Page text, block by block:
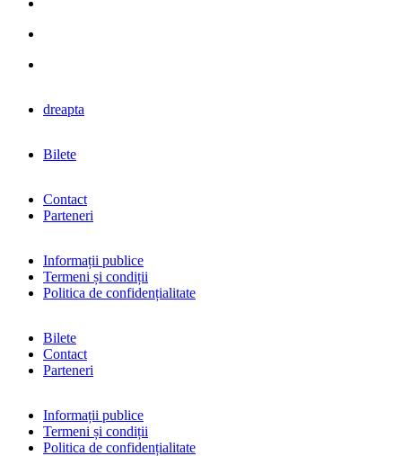
dreapta
Bilete
Contact
Parteneri
Informații publice
Termeni și condiții
Politica de confidențialitate
Bilete
Contact
Parteneri
Informații publice
Termeni și condiții
Politica de confidențialitate